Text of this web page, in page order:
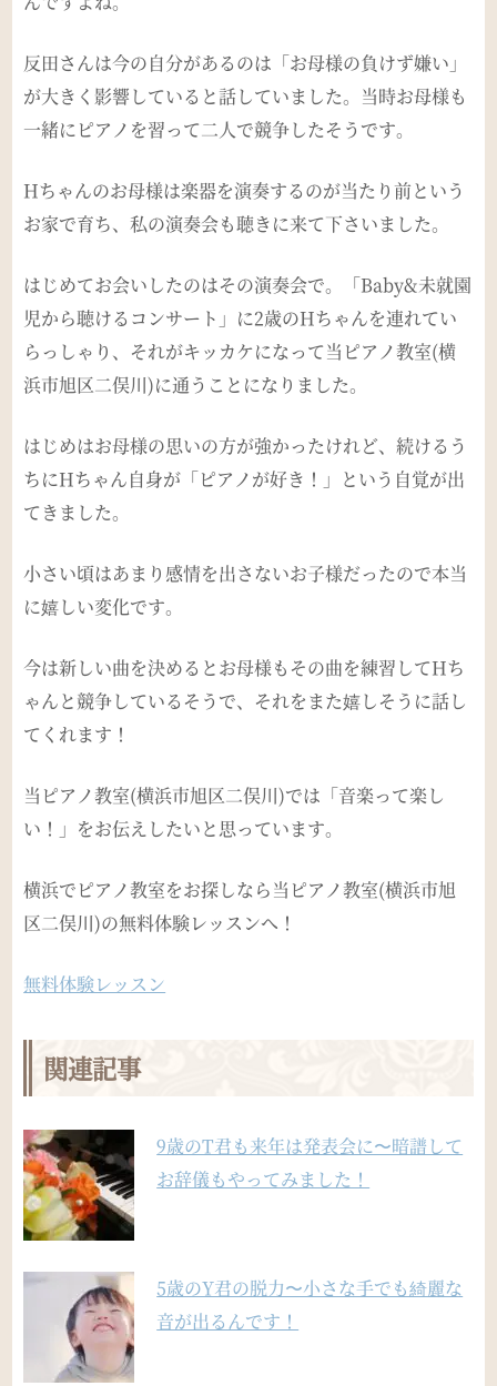
反田さんは今の自分があるのは「お母様の負けず嫌い」
が大きく影響していると話していました。当時お母様も
一緒にピアノを習って二人で競争したそうです。
Hちゃんのお母様は楽器を演奏するのが当たり前という
お家で育ち、私の演奏会も聴きに来て下さいました。
はじめてお会いしたのはその演奏会で。「Baby&未就園
児から聴けるコンサート」に2歳のHちゃんを連れてい
らっしゃり、それがキッカケになって当ピアノ教室(横
浜市旭区二俣川)に通うことになりました。
はじめはお母様の思いの方が強かったけれど、続けるう
ちにHちゃん自身が「ピアノが好き！」という自覚が出
てきました。
小さい頃はあまり感情を出さないお子様だったので本当
に嬉しい変化です。
今は新しい曲を決めるとお母様もその曲を練習してHち
ゃんと競争しているそうで、それをまた嬉しそうに話し
てくれます！
当ピアノ教室(横浜市旭区二俣川)では「音楽って楽し
い！」をお伝えしたいと思っています。
横浜でピアノ教室をお探しなら当ピアノ教室(横浜市旭
区二俣川)の無料体験レッスンへ！
無料体験レッスン
関連記事
9歳のT君も来年は発表会に〜暗譜して
お辞儀もやってみました！
5歳のY君の脱力〜小さな手でも綺麗な
音が出るんです！